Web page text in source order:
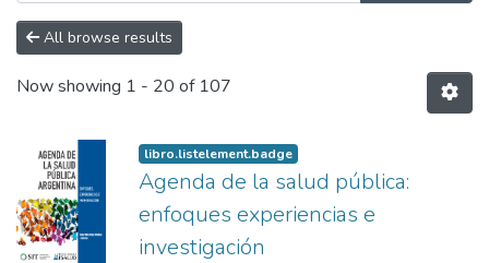
All browse results
Now showing 1 - 20 of 107
libro.listelement.badge
Agenda de la salud pública:
enfoques experiencias e
investigación